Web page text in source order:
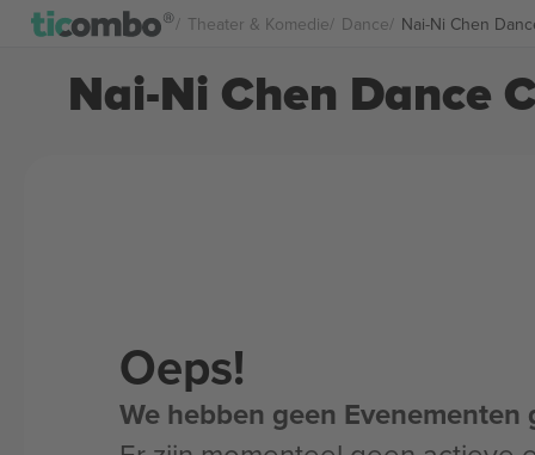
Theater & Komedie Dance Nai-Ni Chen
Nai-Ni Chen Dance
Oeps!
We hebben geen Evenementen